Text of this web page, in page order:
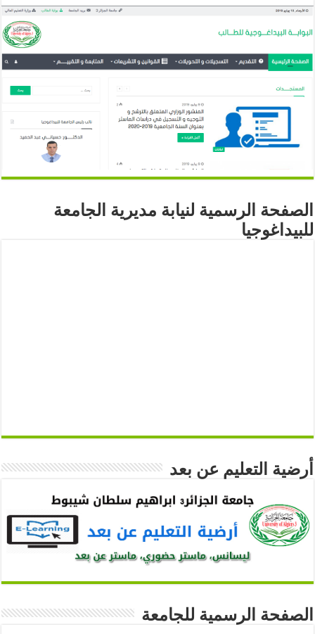
الصفحة الرسمية لنيابة مديرية الجامعة
للبيداغوجيا
أرضية التعليم عن بعد
الصفحة الرسمية للجامعة